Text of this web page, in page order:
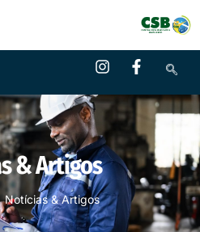
& Artigos
Notícias & Artigos